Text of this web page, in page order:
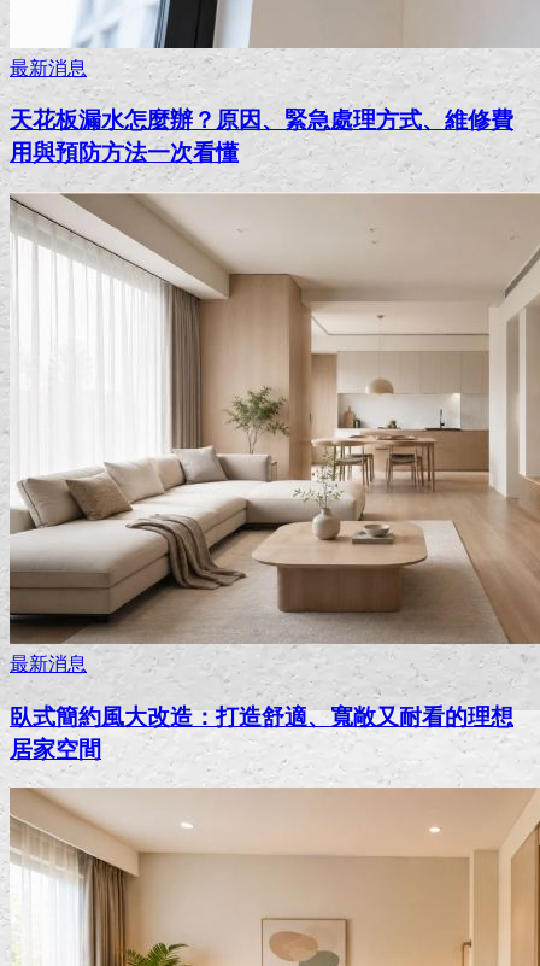
最新消息
天花板漏水怎麼辦？原因、緊急處理方式、維修費
用與預防方法一次看懂
最新消息
臥式簡約風大改造：打造舒適、寬敞又耐看的理想
居家空間